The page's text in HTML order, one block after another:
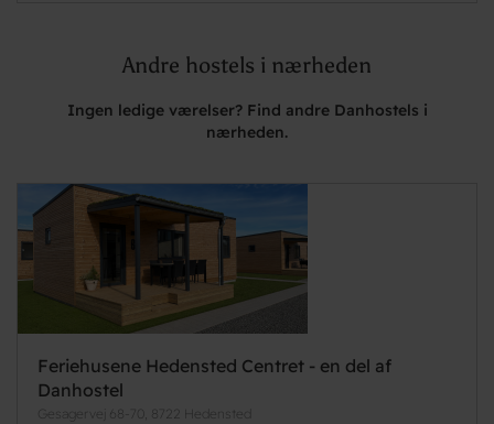
Andre hostels i nærheden
Ingen ledige værelser? Find andre Danhostels i
nærheden.
Feriehusene Hedensted Centret - en del af
Danhostel
Gesagervej 68-70, 8722 Hedensted